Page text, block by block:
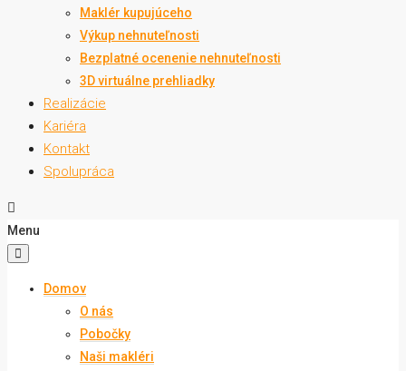
Maklér kupujúceho
Výkup nehnuteľnosti
Bezplatné ocenenie nehnuteľnosti
3D virtuálne prehliadky
Realizácie
Kariéra
Kontakt
Spolupráca
Menu
Domov
O nás
Pobočky
Naši makléri